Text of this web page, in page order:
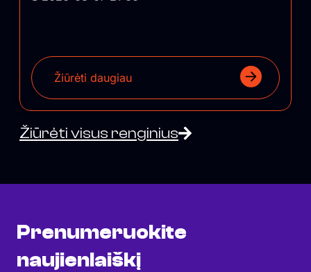
Žiūrėti daugiau
Žiūrėti visus renginius
Prenumeruokite
naujienlaiškį